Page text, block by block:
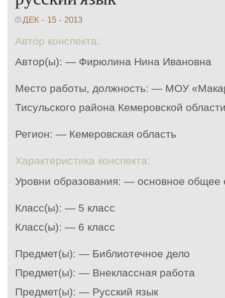
ДЕК - 15 - 2013
Автор конспекта:
Автор(ы): — Фирюлина Нина Ивановна
Место работы, должность: — МОУ
Тисульского района Кемеровской
Регион: — Кемеровская область
Характеристика конспекта:
Уровни образования: — основное общее
Класс(ы): — 5 класс
Класс(ы): — 6 класс
Предмет(ы): — Библиотечное дело
Предмет(ы): — Внеклассная работа
Предмет(ы): — Русский язык